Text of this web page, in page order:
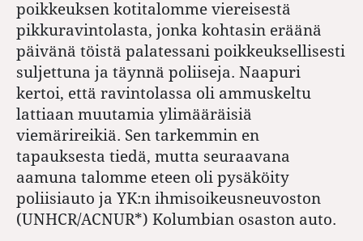
poikkeuksen kotitalomme viereisestä
pikkuravintolasta, jonka kohtasin eräänä
päivänä töistä palatessani poikkeuksellisesti
suljettuna ja täynnä poliiseja. Naapuri
kertoi, että ravintolassa oli ammuskeltu
lattiaan muutamia ylimääräisiä
viemärireikiä. Sen tarkemmin en
tapauksesta tiedä, mutta seuraavana
aamuna talomme eteen oli pysäköity
poliisiauto ja YK:n ihmisoikeusneuvoston
(UNHCR/ACNUR*) Kolumbian osaston auto.